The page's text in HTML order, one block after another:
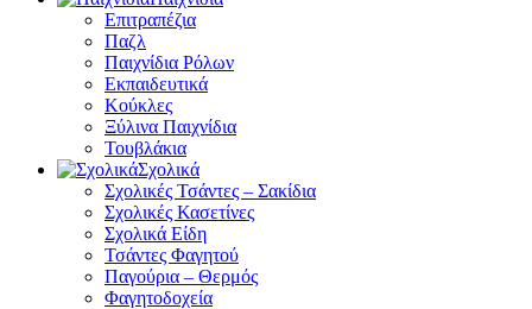
Επιτραπέζια
Παζλ
Παιχνίδια Ρόλων
Εκπαιδευτικά
Κούκλες
Ξύλινα Παιχνίδια
Τουβλάκια
Σχολικά
Σχολικές Τσάντες – Σακίδια
Σχολικές Κασετίνες
Σχολικά Είδη
Τσάντες Φαγητού
Παγούρια – Θερμός
Φαγητοδοχεία